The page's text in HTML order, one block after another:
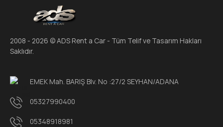
2008 - 2026 © ADS Rent a Car - Tüm Telif ve Tasarım Hakları
Saklıdır.
EMEK Mah. BARIŞ Blv. No :27/2 SEYHAN/ADANA
05327990400
05348918981